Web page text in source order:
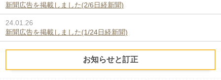
新聞広告を掲載しました(2/6日経新聞)
24.01.26
新聞広告を掲載しました(1/24日経新聞)
お知らせと訂正